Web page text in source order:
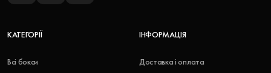
КАТЕГОРІЇ
Всі бокси
ІНФОРМАЦІЯ
Доставка і оплата